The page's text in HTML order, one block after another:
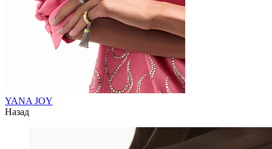
YANA JOY
Назад